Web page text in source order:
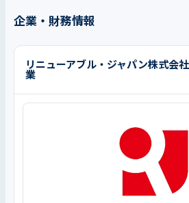
企業・財務情報
リニューアブル・ジャパン株式会
業